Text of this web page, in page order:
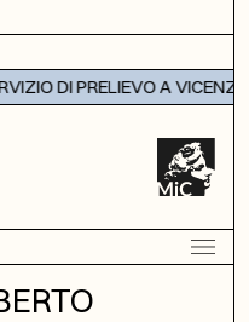
DI PRELIEVO A VICENZA